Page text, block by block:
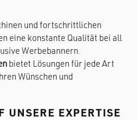
und fortschrittlichen
eine konstante Qualität bei all
Werbebannern.
bietet Lösungen für jede Art
Wünschen und
UNSERE EXPERTISE